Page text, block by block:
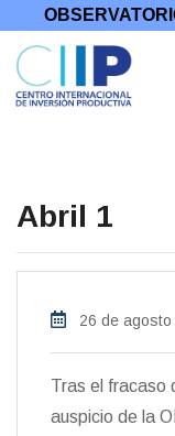
Abril 1
26 de agosto
Tras el fracaso
auspicio de la